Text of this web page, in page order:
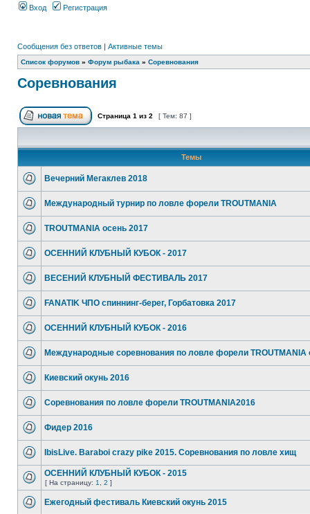
Вход Регистрация
Сообщения без ответов | Активные темы
Список форумов » Форум рыбака » Соревнования
Соревнования
Страница 1 из 2 [ Тем: 87 ]
Темы
Вечерний Мегаклев 2018
Международный турнир по ловле форели TROUTMANIA
TROUTMANIA осень 2017
ОСЕННИЙ КЛУБНЫЙ КУБОК - 2017
ВЕСЕНИЙ КЛУБНЫЙ ФЕСТИВАЛЬ 2017
FANATIK ЧПО спиннинг-берег, Горбатовка 2017
ОСЕННИЙ КЛУБНЫЙ КУБОК - 2016
Международные соревнования по ловле форели TROUTMANIA
Киевский окунь 2016
Соревнования по ловле форели TROUTMANIA2016
Фидер 2016
IbisLive. Baraboi crazy pike 2015. Соревнования по ловле хищ
ОСЕННИЙ КЛУБНЫЙ КУБОК - 2015
[ На страницу: 1 2 ]
Ежегодный фестиваль Киевский окунь 2015